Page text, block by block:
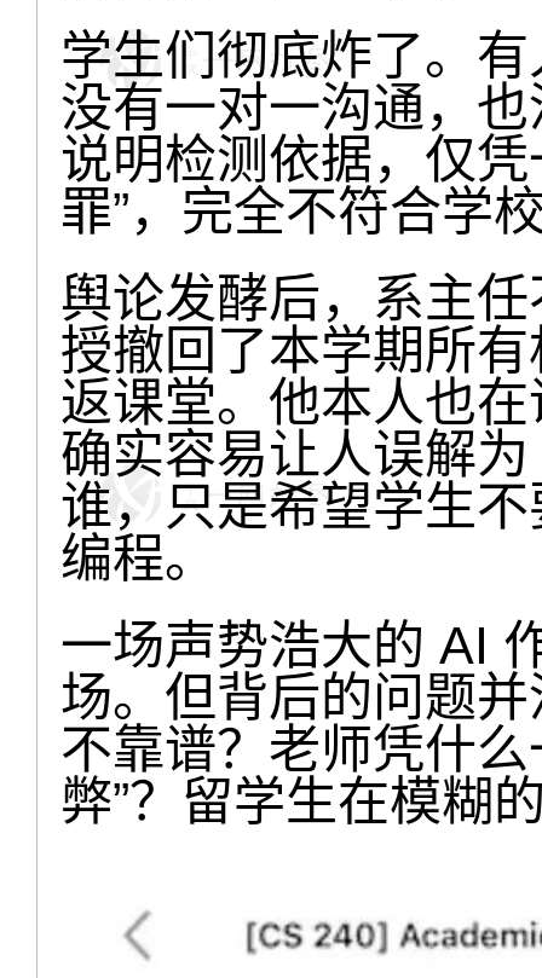
学生们彻底炸了。
没有一对一沟通，
说明检测依据，仅
罪”，完全不符合学
舆论发酵后，系主
授撤回了本学期所
返课堂。他本人也
确实容易让人误解为
谁，只是希望学生
编程。
一场声势浩大的 AI
场。但背后的问题
不靠谱？老师凭什
弊”？留学生在模糊